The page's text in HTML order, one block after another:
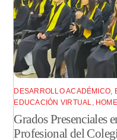
DESARROLLO ACADÉMICO,
EDUCACIÓN VIRTUAL,
Grados Presenciales
Profesional del